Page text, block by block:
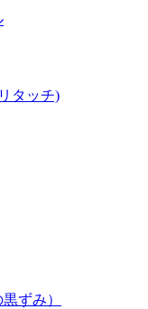
タッチ)
ずみ）